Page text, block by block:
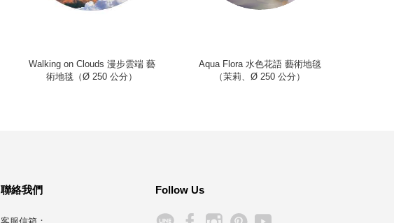
Walking on Clouds 漫步雲端 藝
術地毯（Ø 250 公分）
Aqua Flora 水色花語 藝術地毯
（茉莉、Ø 250 公分）
聯絡我們 Follow Us